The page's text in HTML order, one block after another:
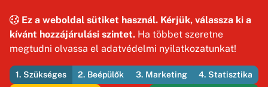
8192 Hajmáskér, Kossuth Lajos u. 31.
© 2026 Hajmáskér Község Önkormányzata — Minden jog
Ez a weboldal sütiket használ. Kérjük, válassza ki a
kívánt hozzájárulási szintet. Ha többet szeretne
megtudni olvassa el adatvédelmi nyilatkozatunkat!
1. Szükséges 2. Beépülők 3. Marketing 4. Statisztika